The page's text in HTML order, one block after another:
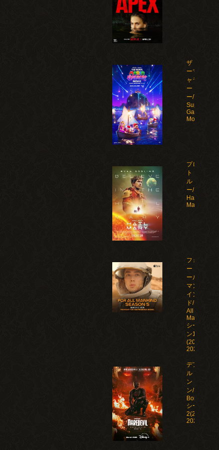
ザ・スーパ
ーマリオギ
ャラクシ
ー・ムービ
ー/The
Super Mario
Galaxy
Movie(2026)
プロジェク
ト・ヘイ
ル・メアリ
ー/Project
Hail
Mary(2026)
フォ
ー・オ
ール・
マンカ
イン
ド/For
All
Mankind
シーズ
ン1-5
(2019-
2026)
デアデビ
ル：ボー
ン・アゲイ
ン/Daredevil:
Born Again
シーズン1-
2(2025-
2026)